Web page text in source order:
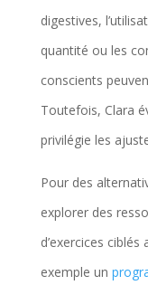
o
r
i
q
digestives,
quantité ou les
conscients
Toutefois, Clara
privilégie les
Pour des
explorer des
d’exercices
exemple un